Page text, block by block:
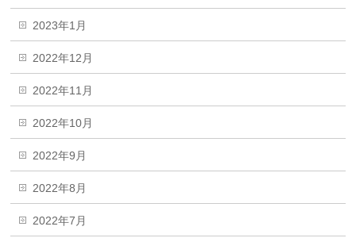
2023年1月
2022年12月
2022年11月
2022年10月
2022年9月
2022年8月
2022年7月